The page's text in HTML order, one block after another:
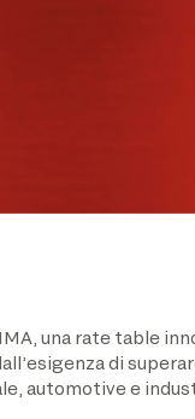
una rate table
di
automotive e